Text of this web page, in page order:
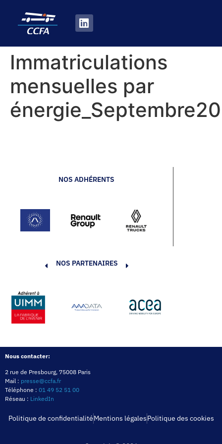
Immatriculations
mensuelles par
NOS ADHÉRENTS
NOS PARTENAIRES
Nous contacter:
2 rue de Presbourg, 75008 Paris
Mail : presse@ccfa.fr
Téléphone : 01 49 52 51 00
Réseau : LinkedIn
Politique de confidentialitéMentions légalesPolitique des cookies